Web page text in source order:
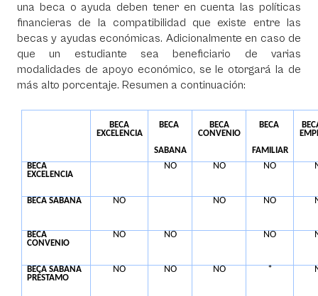
una beca o ayuda deben tener en cuenta las políticas
financieras de la compatibilidad que existe entre las
becas y ayudas económicas. Adicionalmente en caso de
que un estudiante sea beneficiario de varias
modalidades de apoyo económico, se le otorgará la de
más alto porcentaje. Resumen a continuación:
BECA
EXCELENCIA
BECA
SABANA
BECA
CONVENIO
BECA
FAMILIAR
BECA
EXCELENCIA
NO NO NO
BECA SABANA NO NO NO
BECA
CONVENIO
NO NO NO
BECA SABANA
PRÉSTAMO
NO NO NO *